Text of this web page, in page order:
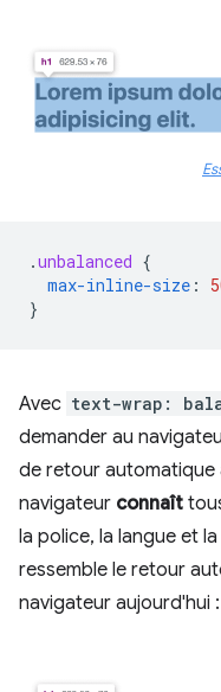
.unbalanced {
max-inline-size :
}
Avec text-wrap:
demander au
de retour automatique
navigateur connaît
la police, la langue et
ressemble le retour
navigateur aujourd'hui :